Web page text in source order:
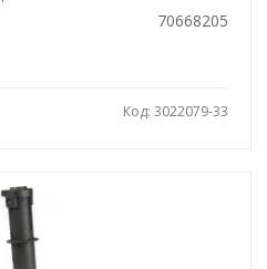
70668205
Код: 3022079-33